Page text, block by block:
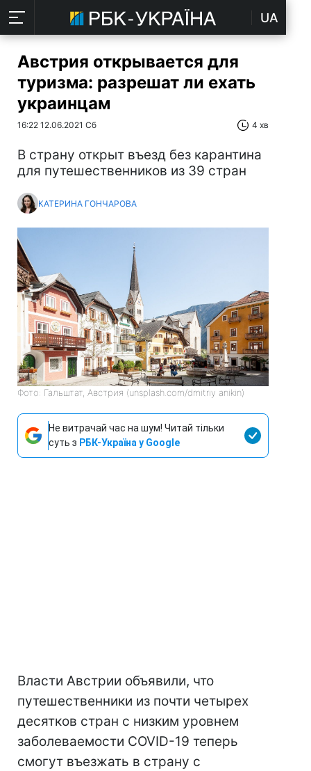
UA
Австрия открывается для
туризма: разрешат ли ехать
украинцам
16:22 12.06.2021 Сб 4 хв
В страну открыт въезд без карантина
для путешественников из 39 стран
КАТЕРИНА ГОНЧАРОВА
Фото: Гальштат, Австрия (unsplash.com/dmitriy anikin)
Не витрачай час на шум! Читай тільки
суть з РБК-Україна у Google
Власти Австрии объявили, что
путешественники из почти четырех
десятков стран с низким уровнем
заболеваемости COVID-19 теперь
смогут въезжать в страну с